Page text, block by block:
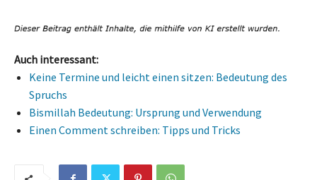
Auch interessant:
Keine Termine und leicht einen sitzen: Bedeutung des
Spruchs
Bismillah Bedeutung: Ursprung und Verwendung
Einen Comment schreiben: Tipps und Tricks